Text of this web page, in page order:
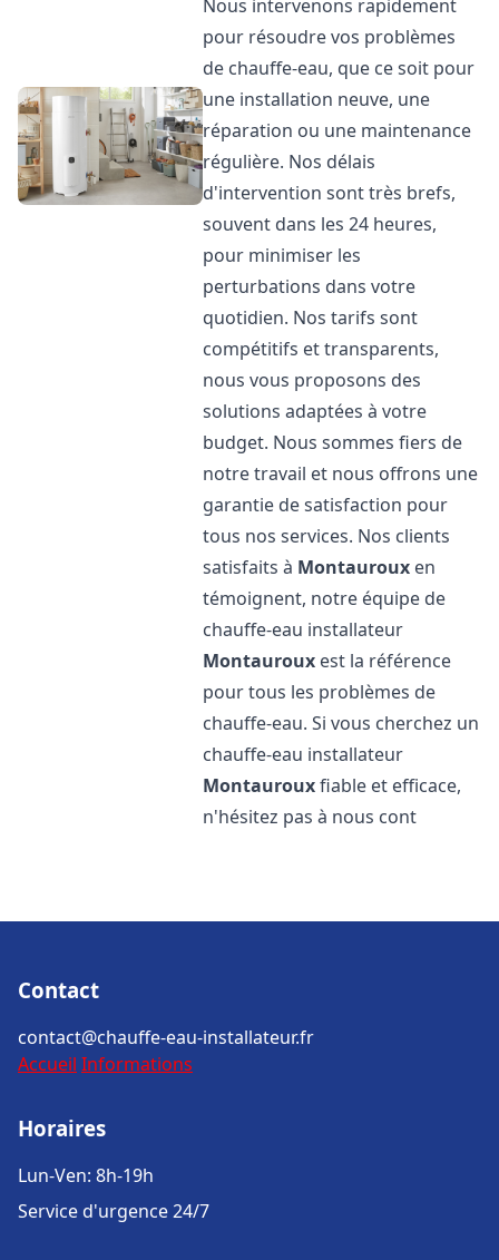
Nous intervenons rapidement
pour résoudre vos problèmes
de chauffe-eau, que ce soit pour
une installation neuve, une
réparation ou une maintenance
régulière. Nos délais
d'intervention sont très brefs,
souvent dans les 24 heures,
pour minimiser les
perturbations dans votre
quotidien. Nos tarifs sont
compétitifs et transparents,
nous vous proposons des
solutions adaptées à votre
budget. Nous sommes fiers de
notre travail et nous offrons une
garantie de satisfaction pour
tous nos services. Nos clients
satisfaits à Montauroux en
témoignent, notre équipe de
chauffe-eau installateur
Montauroux est la référence
pour tous les problèmes de
chauffe-eau. Si vous cherchez un
chauffe-eau installateur
Montaurouxfiable et efficace,
n'hésitez pas à nous cont
Contact
contact@chauffe-eau-installateur.fr
Accueil Informations
Horaires
Lun-Ven: 8h-19h
Service d'urgence 24/7